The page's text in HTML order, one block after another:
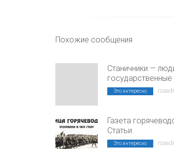
Похожие сообщения
Станичники —
государственные
Это интересно
Газета
Статьи.
Это интересно